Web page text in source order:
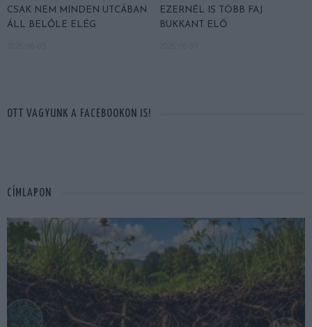
CSAK NEM MINDEN UTCÁBAN
ÁLL BELŐLE ELÉG
EZERNÉL IS TÖBB FAJ
BUKKANT ELŐ
OTT VAGYUNK A FACEBOOKON IS!
CÍMLAPON